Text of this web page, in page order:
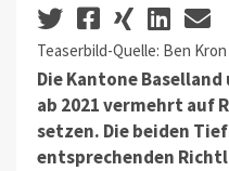
Teaserbild-Quelle: Ben Kron
Die Kantone
ab 2021 vermehrt auf
setzen. Die beiden
entsprechenden